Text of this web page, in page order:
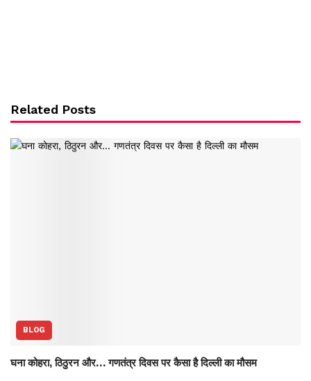
Related Posts
BLOG
घना कोहरा, ठिठुरन और… गणतंत्र दिवस पर कैसा है दिल्ली का मौसम